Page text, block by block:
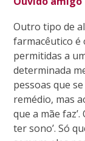
Outro tipo de
farmacêutico é
permitidas a
determinada
pessoas que
remédio, mas
que a mãe
ter sono’. Só